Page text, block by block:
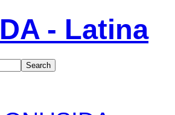
- Latina